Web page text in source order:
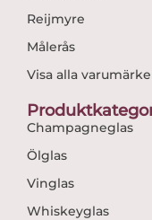
Reijmyre
Målerås
Visa alla
Champagneglas
Ölglas
Vinglas
Whiskeyglas